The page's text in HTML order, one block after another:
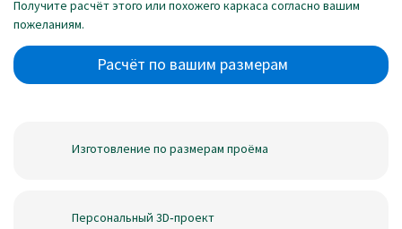
Получите расчёт этого или похожего каркаса согласно вашим
пожеланиям.
Расчёт по вашим размерам
Изготовление по размерам проёма
Персональный 3D‑проект